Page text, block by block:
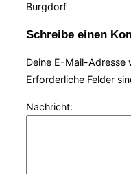
Burgdorf
Schreibe einen
Deine E-Mail-
Erforderliche Felder
Nachricht: